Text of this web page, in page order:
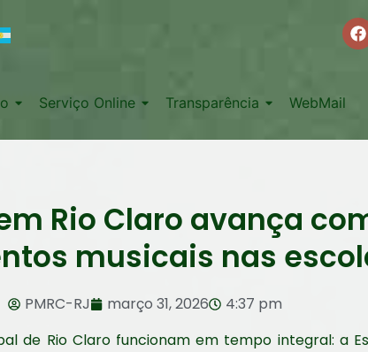
Serviço Online Transparência WebMail
Rio Claro avança
musicais nas
PMRC-RJ março 31, 2026
4:37 pm
de Rio Claro funcionam em tempo integral: a